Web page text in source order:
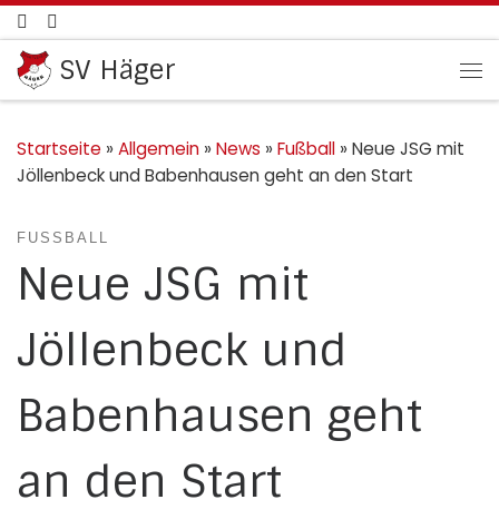
Zum Inhalt springen
SV Häger
Startseite » Allgemein » News » Fußball » Neue JSG mit
Jöllenbeck und Babenhausen geht an den Start
FUSSBALL
Neue JSG mit
Jöllenbeck und
Babenhausen geht
an den Start